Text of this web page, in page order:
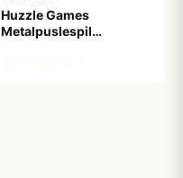
Huzzle Games
Metalpuslespil